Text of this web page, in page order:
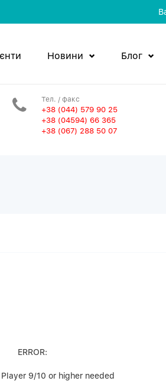
Новини Блог
Тел. / факс
+38 (044) 579 90 25
+38 (04594) 66 365
+38 (067) 288 50 07
ERROR:
9/10 or higher needed